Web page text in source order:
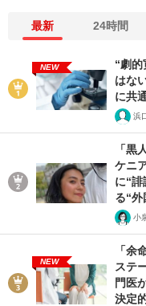
最新 24時間
NEW
“劇
はな
に共
浜
「黒
ケニ
に“
る“
小
NEW
「余
ステ
門医
決定